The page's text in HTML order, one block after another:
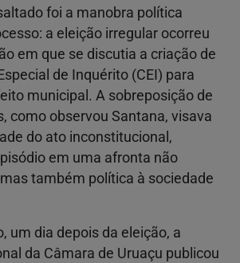
foi a manobra política
a eleição irregular ocorreu
em que se discutia a criação de
de Inquérito (CEI) para
municipal. A sobreposição de
como observou Santana, visava
do ato inconstitucional,
em uma afronta não
também política à sociedade
um dia depois da eleição, a
da Câmara de Uruaçu publicou